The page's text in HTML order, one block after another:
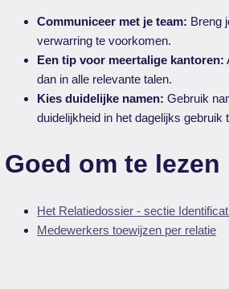
Communiceer met je team: Breng
verwarring te voorkomen.
Een tip voor meertalige kantoren:
dan in alle relevante talen.
Kies duidelijke namen: Gebruik
duidelijkheid in het dagelijks gebruik
Goed om te lezen
Het Relatiedossier - sectie
Medewerkers toewijzen per relatie